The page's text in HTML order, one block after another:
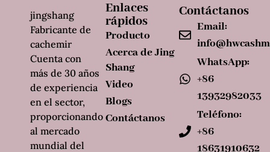
Enlaces
rápidos
Producto
Acerca de Jing
Shang
Video
Blogs
Contáctanos
Contáctanos
Email:
WhatsApp:
+86
13932982033
Teléfono:
+86
18631910632
jingshang
Fabricante de
cachemir
Cuenta con
más de 30 años
de experiencia
en el sector,
proporcionando
al mercado
mundial del